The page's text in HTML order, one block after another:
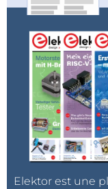
Elektor est une